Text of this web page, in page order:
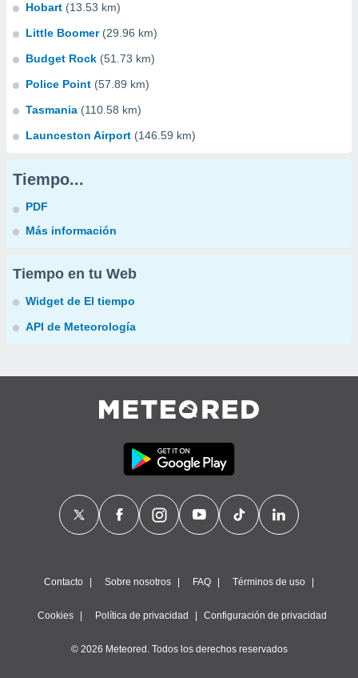
Hobart (13.53 km)
Little Boomer (29.96 km)
Budget Rock (51.73 km)
Police Point (57.89 km)
Tasmania (110.58 km)
Launceston Airport (146.59 km)
Tiempo...
PDF
Más información
Tiempo en tu Web
Widget de El tiempo
API de Meteorología
Contacto Sobre nosotros FAQ Términos de uso
Cookies Política de privacidad Configuración de privacidad
© 2026 Meteored. Todos los derechos reservados